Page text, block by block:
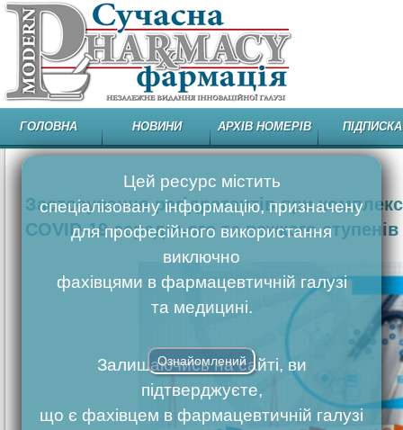
ГОЛОВНА НОВИНИ АРХІВ НОМЕРІВ ПІДПИСКА
Застосування регідратантів при
COVID-19 середнього та важкого ступенів
Цей ресурс містить
спеціалізовану інформацію, призначену
для професійного використання
виключно
фахівцями в фармацевтичній галузі
та медицині.
Залишаючись на сайті, ви
підтверджуєте,
що є фахівцем в фармацевтичній галузі
Ознайомлений